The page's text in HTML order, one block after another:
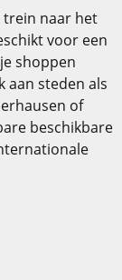
trein naar het
voor een
shoppen
aan steden als
of
beschikbare